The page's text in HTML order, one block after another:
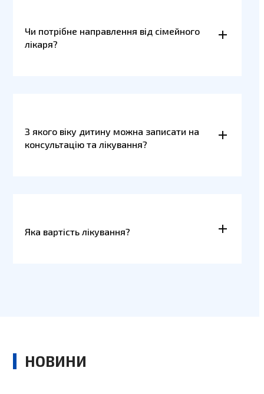
Чи потрібне направлення від сімейного
лікаря?
З якого віку дитину можна записати на
консультацію та лікування?
Яка вартість лікування?
НОВИНИ